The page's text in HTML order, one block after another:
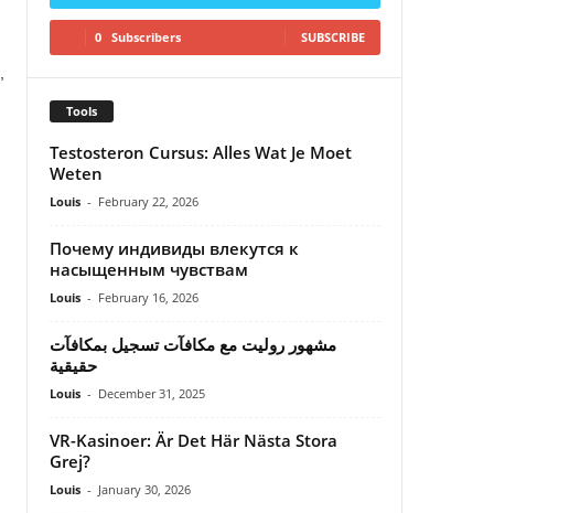
0 Subscribers SUBSCRIBE
Tools
Testosteron Cursus: Alles Wat Je Moet
Weten
Louis - February 22, 2026
Почему индивиды влекутся к
насыщенным чувствам
Louis - February 16, 2026
مشهور روليت مع مكافآت تسجيل بمكافآت
حقيقية
Louis - December 31, 2025
VR-Kasinoer: Är Det Här Nästa Stora
Grej?
Louis - January 30, 2026